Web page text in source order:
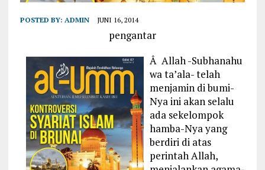
POSTED BY: ADMIN JUNI 16, 2014
pengantar
Â Allah -Subhanahu
wa ta’ala- telah
menjamin di bumi-
Nya ini akan selalu
ada sekelompok
hamba-Nya yang
berdiri di atas
perintah Allah,